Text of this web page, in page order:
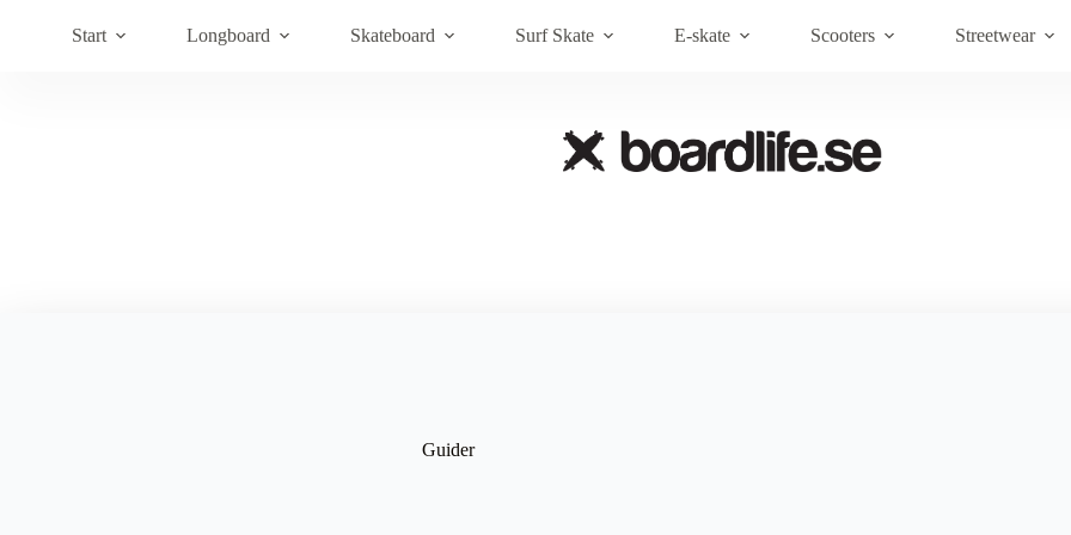
Brands Om Boardlife
Start Longboard Skateboard Surf Skate E-skate Scooters Streetwear
Guider